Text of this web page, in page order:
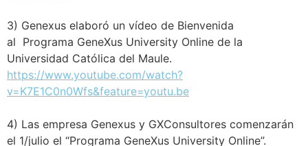
3) Genexus elaboró un vídeo de Bienvenida
al Programa GeneXus University Online de la
Universidad Católica del Maule.
https://www.youtube.com/watch?
v=K7E1C0n0Wfs&feature=youtu.be
4) Las empresa Genexus y GXConsultores comenzarán
el 1/julio el “Programa GeneXus University Online”.